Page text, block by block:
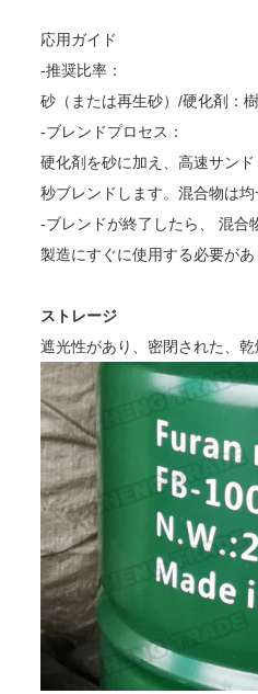
応用ガイ
-推奨比率：
砂（または再生砂）/硬化剤：
-ブレンドプロセス：
硬化剤を砂に加え、高速サン
秒ブレンドします。混合物は
-ブレンドが終了したら、
混合
製造にすぐに使用する必要があ
ストレージ
遮光性があり、密閉された、